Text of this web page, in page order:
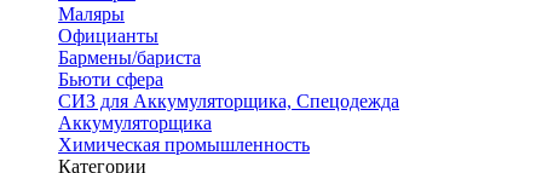
Маляры
Официанты
Бармены/бариста
Бьюти сфера
СИЗ для Аккумуляторщика, Спецодежда
Аккумуляторщика
Химическая промышленность
Категории